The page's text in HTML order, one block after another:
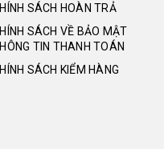
SÁCH HOÀN TRẢ
SÁCH VỀ BẢO MẬT
TIN THANH TOÁN
SÁCH KIỂM HÀNG